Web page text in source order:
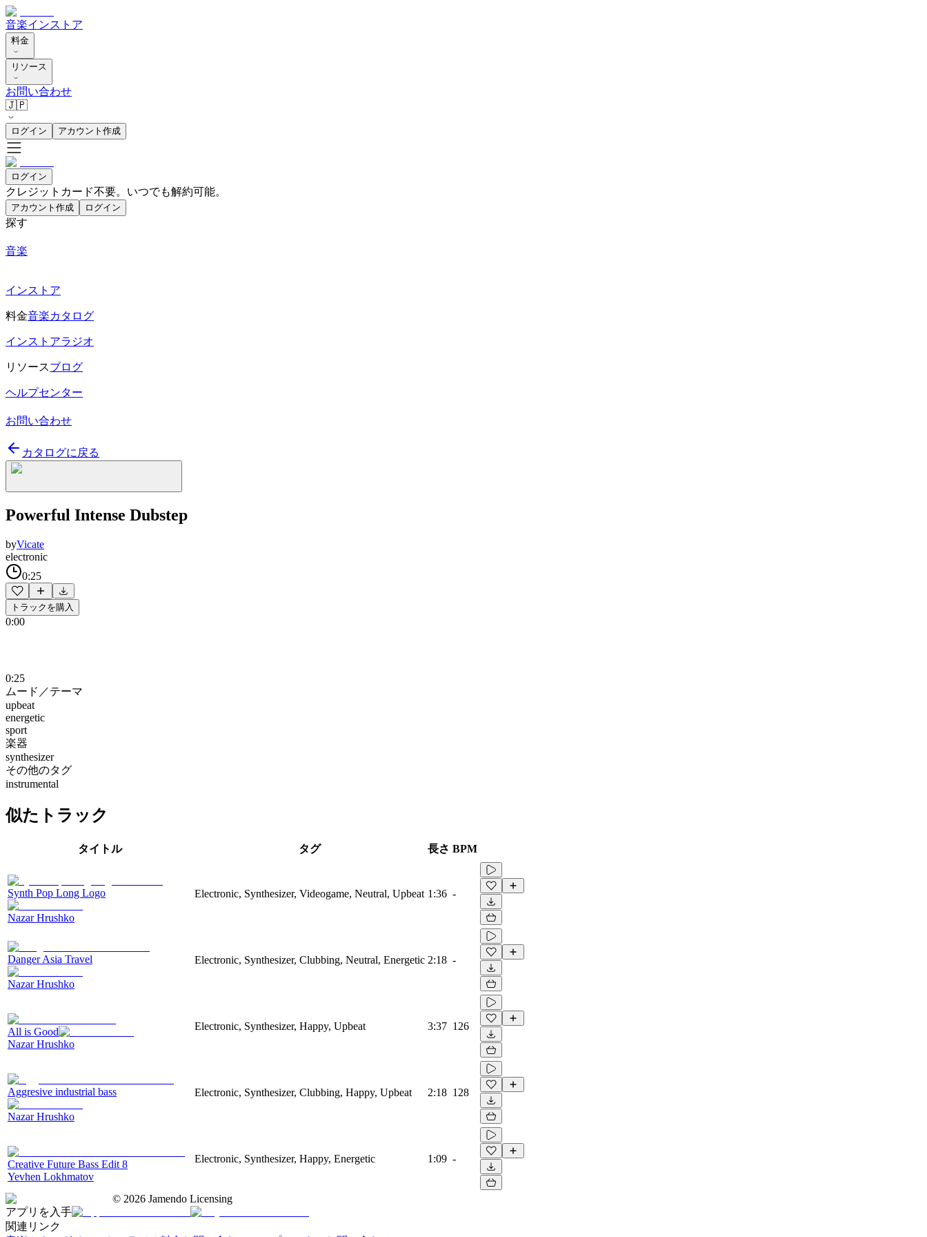
音楽インストア
料金
リソース
お問い合わせ
🇯🇵
ログイン アカウント作成
ログイン
クレジットカード不要。いつでも解約可能。
アカウント作成 ログイン
探す
音楽
インストア
料金音楽カタログ
インストアラジオ
リソースブログ
ヘルプセンター
お問い合わせ
カタログに戻る
Powerful Intense Dubstep
byVicate
electronic
0:25
トラックを購入
0:00
0:25
ムード／テーマ
upbeat
energetic
sport
楽器
synthesizer
その他のタグ
instrumental
似たトラック
タイトル タグ 長さ BPM
Synth Pop Long Logo
Nazar Hrushko
Electronic, Synthesizer, Videogame, Neutral, Upbeat 1:36 -
Danger Asia Travel
Nazar Hrushko
Electronic, Synthesizer, Clubbing, Neutral, Energetic 2:18 -
All is Good
Nazar Hrushko
Electronic, Synthesizer, Happy, Upbeat 3:37 126
Aggresive industrial bass
Nazar Hrushko
Electronic, Synthesizer, Clubbing, Happy, Upbeat 2:18 128
Creative Future Bass Edit 8
Yevhen Lokhmatov
Electronic, Synthesizer, Happy, Energetic 1:09 -
© 2026 Jamendo Licensing
アプリを入手
関連リンク